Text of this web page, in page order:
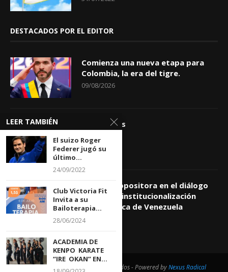
DESTACADOS POR EL EDITOR
Comienza una nueva etapa para
Colombia, la era del tigre.
09/08/2026
Apóstrofes
09/08/2026
Comisión opositora en el diálogo
prioriza reinstitucionalización
democrática de Venezuela
09/08/2026
@2021 - Todos los derechos reservados - Powered byNexus Radical
LEER TAMBIÉN
El suizo Roger
Federer jugó su
último...
24/09/2022
Club Victoria Fit
Invita a su
Bailoterapia...
28/06/2024
ACADEMIA DE
KENPO KARATE
“IRE OKAN” EN...